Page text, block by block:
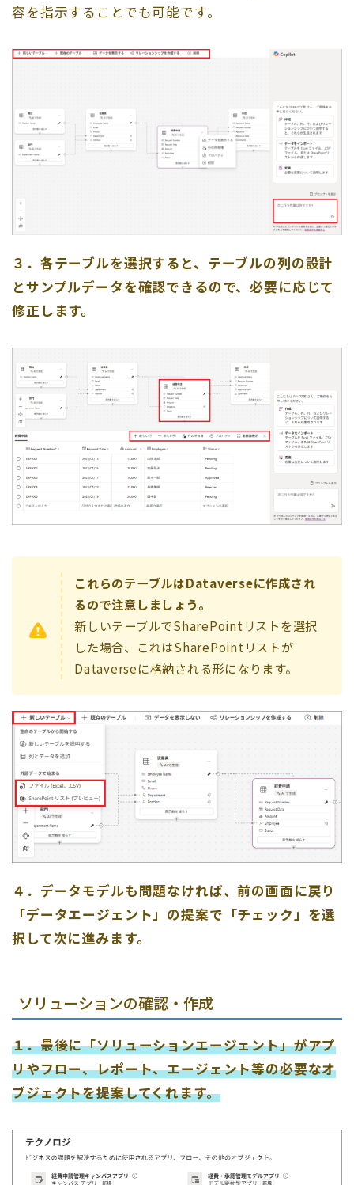
容を指示することでも可能です。
３．各テーブルを選択すると、テーブルの列の設計
とサンプルデータを確認できるので、必要に応じて
修正します。
これらのテーブルはDataverseに作成され
るので注意しましょう。
新しいテーブルでSharePointリストを選択
した場合、これはSharePointリストが
Dataverseに格納される形になります。
４．データモデルも問題なければ、前の画面に戻り
「データエージェント」の提案で「チェック」を選
択して次に進みます。
ソリューションの確認・作成
１．最後に「ソリューションエージェント」がアプ
リやフロー、レポート、エージェント等の必要なオ
ブジェクトを提案してくれます。